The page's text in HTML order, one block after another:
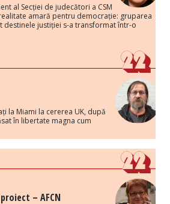
al Secției de judecători a CSM
amară pentru democrație: gruparea
destinele justiției s-a transformat într-o
la Miami la cererea UK, după
în libertate magna cum
– AFCN